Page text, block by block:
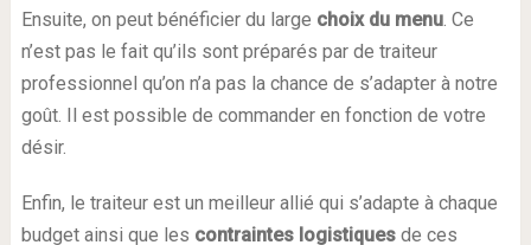
Ensuite, on peut bénéficier du large choix du menu. Ce
n’est pas le fait qu’ils sont préparés par de traiteur
professionnel qu’on n’a pas la chance de s’adapter à notre
goût. Il est possible de commander en fonction de votre
désir.
Enfin, le traiteur est un meilleur allié qui s’adapte à chaque
budget ainsi que les contraintes logistiquesde ces